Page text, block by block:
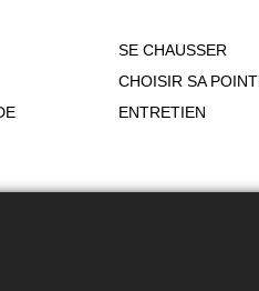
SE CHAUSSER
CHOISIR SA
ENTRETIEN